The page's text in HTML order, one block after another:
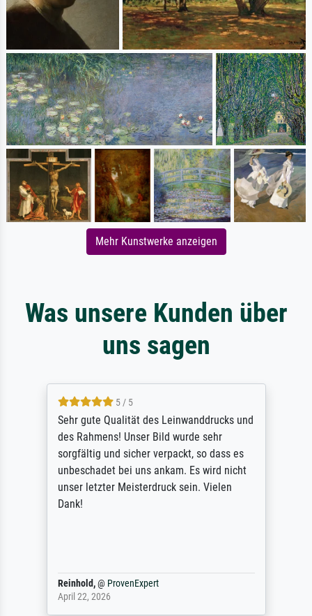
Mehr Kunstwerke anzeigen
Was unsere Kunden über
uns sagen
5 / 5
Sehr gute Qualität des Leinwanddrucks und
des Rahmens! Unser Bild wurde sehr
sorgfältig und sicher verpackt, so dass es
unbeschadet bei uns ankam. Es wird nicht
unser letzter Meisterdruck sein. Vielen
Dank!
Reinhold,@ ProvenExpert
April 22, 2026